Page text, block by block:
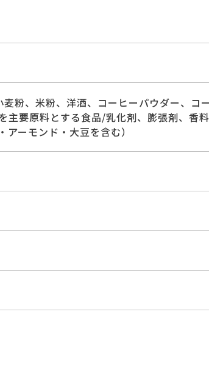
粉、米粉、洋酒、コーヒーパウダー、コ
要原料とする食品/乳化剤、膨張剤、香料
ーモンド・大豆を含む）